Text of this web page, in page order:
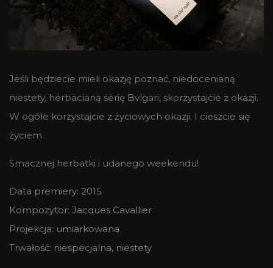
Jeśli będziecie mieli okazję poznać, niedocenianą
niestety, herbacianą serię Bvlgari, skorzystajcie z okazji.
W ogóle korzystajcie z życiowych okazji. I cieszcie się
życiem.
Smacznej herbatki i udanego weekendu!
Data premiery: 2015
Kompozytor: Jacques Cavallier
Projekcja: umiarkowana
Trwałość: niespecjalna, niestety